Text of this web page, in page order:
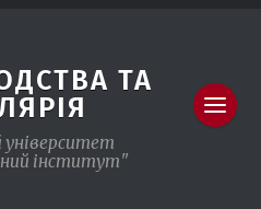
ТА
університет
інститут"